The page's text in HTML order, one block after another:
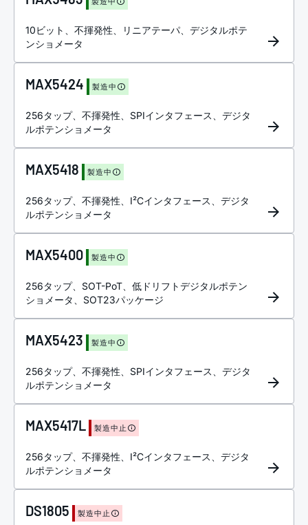
10ビット、不揮発性、リニアテーパ、デジタルポテ
ンショメータ
MAX5424 製造中
256タップ、不揮発性、SPIインタフェース、デジタ
ルポテンショメータ
MAX5418 製造中
256タップ、不揮発性、I²Cインタフェース、デジタ
ルポテンショメータ
MAX5400 製造中
256タップ、SOT-PoT、低ドリフトデジタルポテン
ショメータ、SOT23パッケージ
MAX5423 製造中
256タップ、不揮発性、SPIインタフェース、デジタ
ルポテンショメータ
MAX5417L 製造中止
256タップ、不揮発性、I²Cインタフェース、デジタ
ルポテンショメータ
DS1805 製造中止